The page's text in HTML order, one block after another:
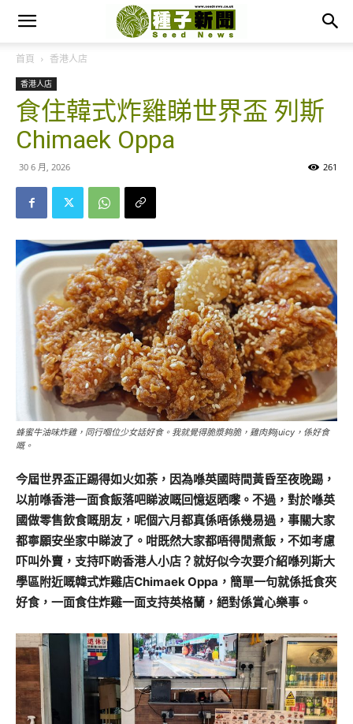
首頁 香港人店
香港人店
食住韓式炸雞睇世界盃 列斯
Chimaek Oppa
30 6 月, 2026 261
蜂蜜牛油味炸雞，同行嗰位少女話好食。我就覺得脆漿夠脆，雞肉夠juicy，係好食
嘅。
今屆世界盃正踢得如火如荼，因為喺英國時間黃昏至夜晚踢，
以前喺香港一面食飯落吧睇波嘅回憶返晒嚟。不過，對於喺英
國做零售飲食嘅朋友，呢個六月都真係唔係幾易過，事關大家
都寧願安坐家中睇波了。咁既然大家都唔得閒煮飯，不如考慮
吓叫外賣，支持吓啲香港人小店？就好似今次要介紹喺列斯大
學區附近嘅韓式炸雞店Chimaek Oppa，簡單一句就係抵食夾
好食，一面食住炸雞一面支持英格蘭，絕對係賞心樂事。